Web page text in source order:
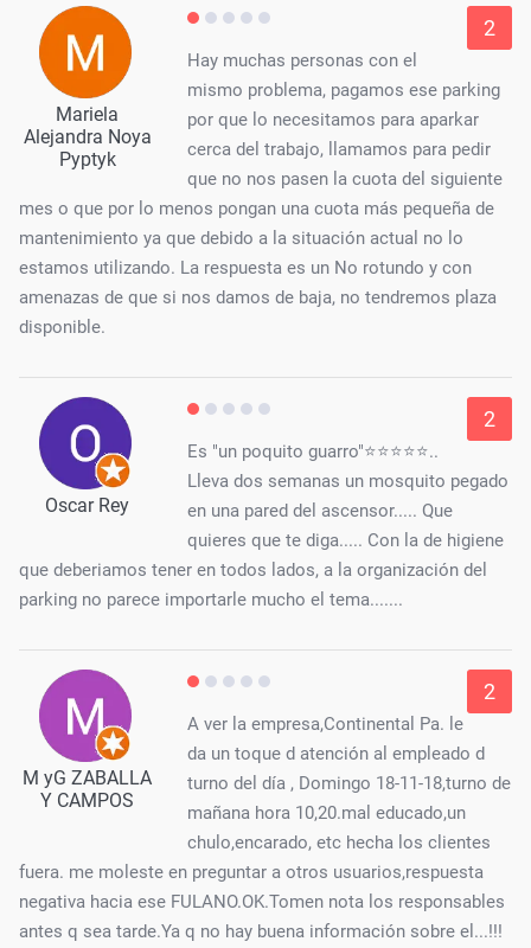
Mariela
Alejandra Noya
Pyptyk
2
Hay muchas personas con el
mismo problema, pagamos ese parking
por que lo necesitamos para aparkar
cerca del trabajo, llamamos para pedir
que no nos pasen la cuota del siguiente
mes o que por lo menos pongan una cuota más pequeña de
mantenimiento ya que debido a la situación actual no lo
estamos utilizando. La respuesta es un No rotundo y con
amenazas de que si nos damos de baja, no tendremos plaza
disponible.
Oscar Rey
2
Es "un poquito guarro"⭐⭐⭐⭐⭐..
Lleva dos semanas un mosquito pegado
en una pared del ascensor..... Que
quieres que te diga..... Con la de higiene
que deberiamos tener en todos lados, a la organización del
parking no parece importarle mucho el tema.......
M yG ZABALLA
Y CAMPOS
2
A ver la empresa,Continental Pa. le
da un toque d atención al empleado d
turno del día , Domingo 18-11-18,turno de
mañana hora 10,20.mal educado,un
chulo,encarado, etc hecha los clientes
fuera. me moleste en preguntar a otros usuarios,respuesta
negativa hacia ese FULANO.OK.Tomen nota los responsables
antes q sea tarde.Ya q no hay buena información sobre el...!!!